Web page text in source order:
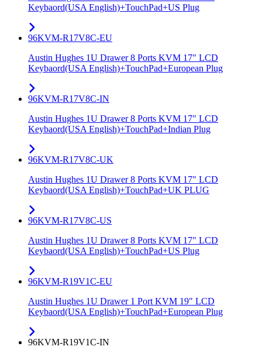
Keybaord(USA English)+TouchPad+US Plug
96KVM-R17V8C-EU
Austin Hughes 1U Drawer 8 Ports KVM 17" LCD
Keybaord(USA English)+TouchPad+European Plug
96KVM-R17V8C-IN
Austin Hughes 1U Drawer 8 Ports KVM 17" LCD
Keybaord(USA English)+TouchPad+Indian Plug
96KVM-R17V8C-UK
Austin Hughes 1U Drawer 8 Ports KVM 17" LCD
Keybaord(USA English)+TouchPad+UK PLUG
96KVM-R17V8C-US
Austin Hughes 1U Drawer 8 Ports KVM 17" LCD
Keybaord(USA English)+TouchPad+US Plug
96KVM-R19V1C-EU
Austin Hughes 1U Drawer 1 Port KVM 19" LCD
Keybaord(USA English)+TouchPad+European Plug
96KVM-R19V1C-IN